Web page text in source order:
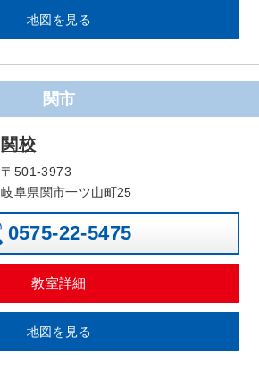
地図を見る
関市
関校
〒501-3973
岐阜県関市一ツ山町25
0575-22-5475
教室詳細
地図を見る